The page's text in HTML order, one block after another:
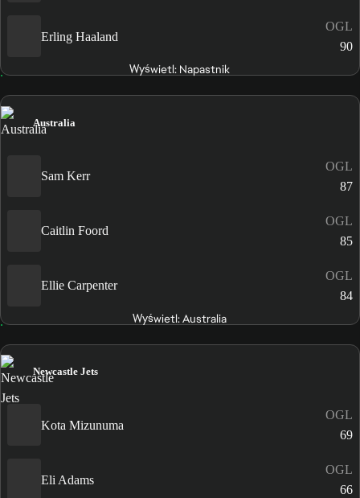
Erling Haaland
OGL
90
Wyświetl: Napastnik
Australia
Sam Kerr
OGL
87
Caitlin Foord
OGL
85
Ellie Carpenter
OGL
84
Wyświetl: Australia
Newcastle Jets
Kota Mizunuma
OGL
69
Eli Adams
OGL
66